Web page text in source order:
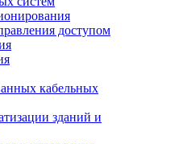
доступом
кабельных
зданий и